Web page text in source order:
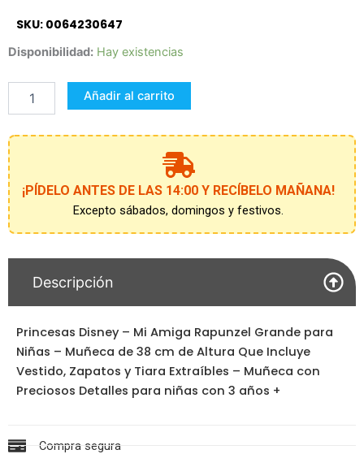
SKU: 0064230647
Disponibilidad: Hay existencias
Muñeca
Enredados
100th
cantidad
Añadir al carrito
¡PÍDELO ANTES DE LAS 14:00 Y RECÍBELO MAÑANA!
Excepto sábados, domingos y festivos.
Descripción
Princesas Disney – Mi Amiga Rapunzel Grande para
Niñas – Muñeca de 38 cm de Altura Que Incluye
Vestido, Zapatos y Tiara Extraíbles – Muñeca con
Preciosos Detalles para niñas con 3 años +
Compra segura